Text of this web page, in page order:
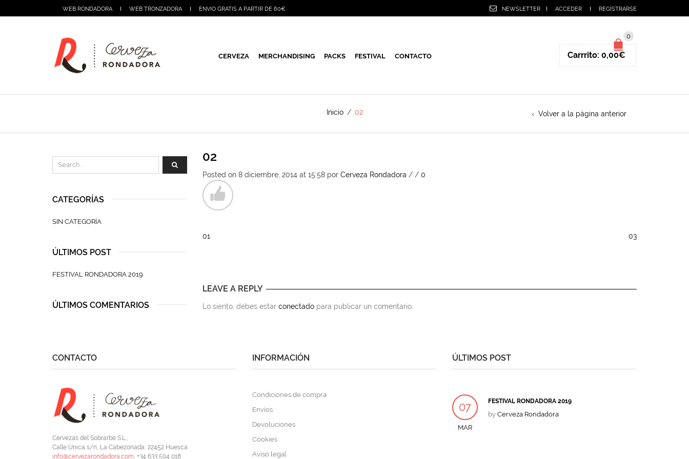
WEB RONDADORA WEB TRONZADORA ENVIO GRATIS A PARTIR DE 60€ NEWSLETTER ACCEDER REGÍSTRARSE
CERVEZA MERCHANDISING PACKS FESTIVAL CONTACTO
0
Carrrito: 0,00€
Inicio / 02 Volver a la página anterior
02
Posted on 8 diciembre, 2014 at 15:58 por Cerveza Rondadora / / 0
01 03
LEAVE A REPLY
Lo siento, debes estar conectadopara publicar un comentario.
CATEGORÍAS
SIN CATEGORÍA
ÚLTIMOS POST
FESTIVAL RONDADORA 2019
ÚLTIMOS COMENTARIOS
CONTACTO
Cervezas del Sobrarbe S.L.,
Calle Única s/n, La Cabezonada, 22452 Huesca.
info@cervezarondadora.com, +34 633 504 018
INFORMACIÓN
Condiciones de compra
Envíos
Devoluciones
Cookies
Aviso legal
ÚLTIMOS POST
07
MAR
FESTIVAL RONDADORA 2019
by Cerveza Rondadora